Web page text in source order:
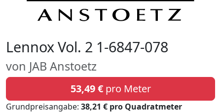
Lennox Vol. 2 1-6847-078
von JAB Anstoetz
53,49 €pro Meter
Grundpreisangabe: 38,21 € pro Quadratmeter